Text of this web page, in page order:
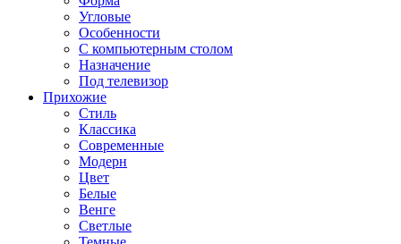
Угловые
Особенности
С компьютерным столом
Назначение
Под телевизор
Прихожие
Стиль
Классика
Современные
Модерн
Цвет
Белые
Венге
Светлые